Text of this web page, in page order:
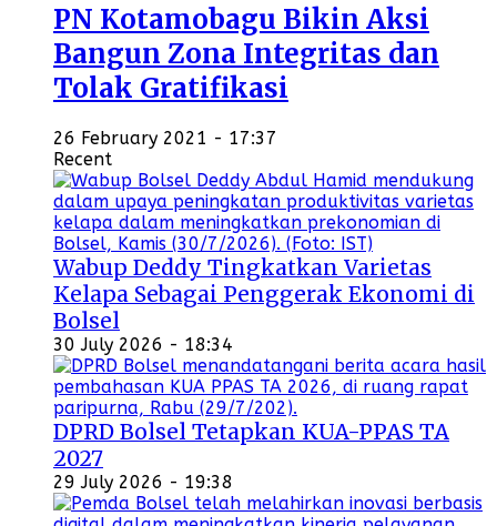
PN Kotamobagu Bikin Aksi
Bangun Zona Integritas dan
Tolak Gratifikasi
26 February 2021 - 17:37
Recent
Wabup Deddy Tingkatkan Varietas
Kelapa Sebagai Penggerak Ekonomi di
Bolsel
30 July 2026 - 18:34
DPRD Bolsel Tetapkan KUA-PPAS TA
2027
29 July 2026 - 19:38